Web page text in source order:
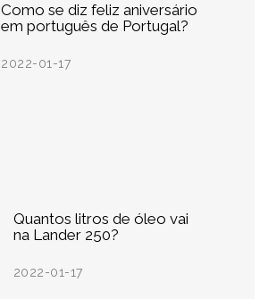
Como se diz feliz aniversário
em português de Portugal?
2022-01-17
Quantos litros de óleo vai
na Lander 250?
2022-01-17